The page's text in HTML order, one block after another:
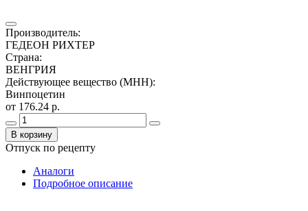
Производитель:
ГЕДЕОН РИХТЕР
Страна:
ВЕНГРИЯ
Действующее вещество (МНН):
Винпоцетин
от 176.24 р.
В корзину
Отпуск по рецепту
Аналоги
Подробное описание